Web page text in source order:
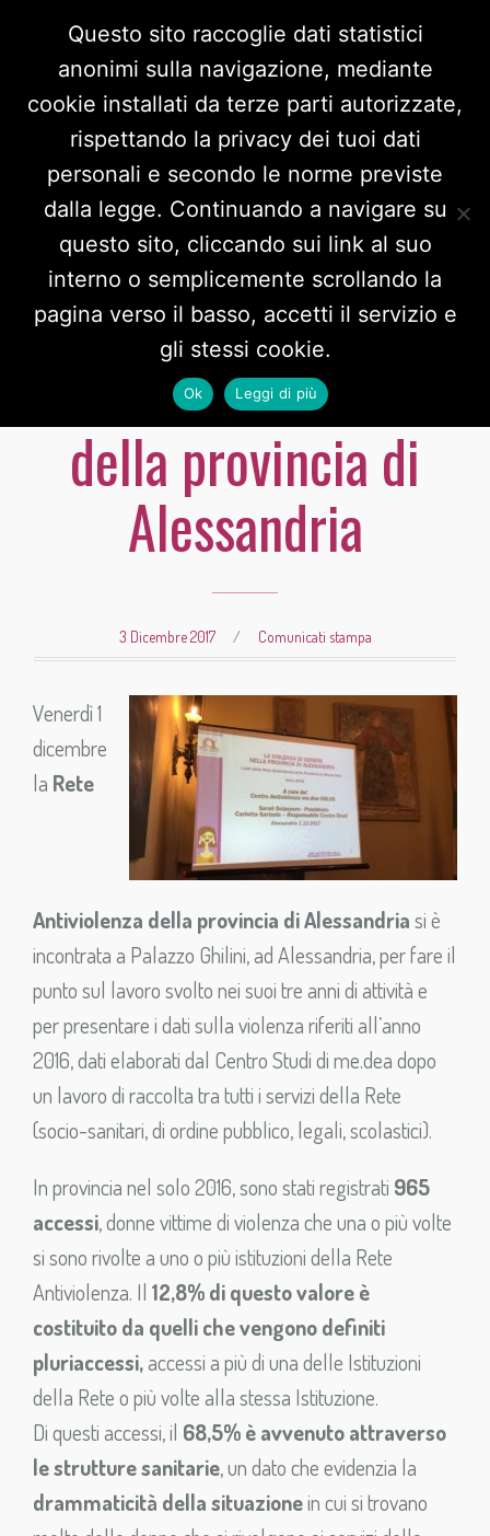
I dati 2016 della
Rete Antiviolenza
della provincia di
Alessandria
3 Dicembre 2017 / Comunicati stampa
Venerdì 1
dicembre
la Rete
Antiviolenza della provincia di Alessandriasi è
incontrata a Palazzo Ghilini, ad Alessandria, per fare il
punto sul lavoro svolto nei suoi tre anni di attività e
per presentare i dati sulla violenza riferiti all’anno
2016, dati elaborati dal Centro Studi di me.dea dopo
un lavoro di raccolta tra tutti i servizi della Rete
(socio-sanitari, di ordine pubblico, legali, scolastici).
In provincia nel solo 2016, sono stati registrati 965
accessi, donne vittime di violenza che una o più volte
si sono rivolte a uno o più istituzioni della Rete
Antiviolenza. Il 12,8% di questo valore è
costituito da quelli che vengono definiti
pluriaccessi,accessi a più di una delle Istituzioni
della Rete o più volte alla stessa Istituzione.
Di questi accessi, il 68,5% è avvenuto attraverso
le strutture sanitarie, un dato che evidenzia la
drammaticità della situazionein cui si trovano
Questo sito raccoglie dati statistici
anonimi sulla navigazione, mediante
cookie installati da terze parti autorizzate,
rispettando la privacy dei tuoi dati
personali e secondo le norme previste
dalla legge. Continuando a navigare su
questo sito, cliccando sui link al suo
interno o semplicemente scrollando la
pagina verso il basso, accetti il servizio e
gli stessi cookie.
Ok Leggi di più